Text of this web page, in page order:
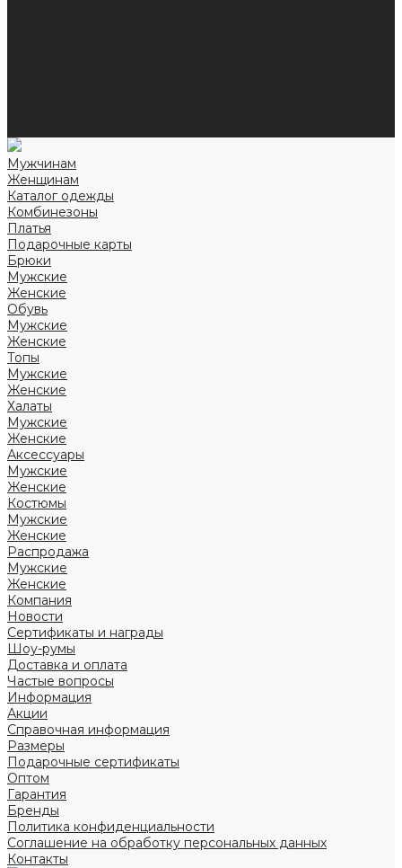
Мужчинам
Женщинам
Каталог одежды
Комбинезоны
Платья
Подарочные карты
Брюки
Мужские
Женские
Обувь
Мужские
Женские
Топы
Мужские
Женские
Халаты
Мужские
Женские
Аксессуары
Мужские
Женские
Костюмы
Мужские
Женские
Распродажа
Мужские
Женские
Компания
Новости
Сертификаты и награды
Шоу-румы
Доставка и оплата
Частые вопросы
Информация
Акции
Справочная информация
Размеры
Подарочные сертификаты
Оптом
Гарантия
Бренды
Политика конфиденциальности
Соглашение на обработку персональных данных
Контакты